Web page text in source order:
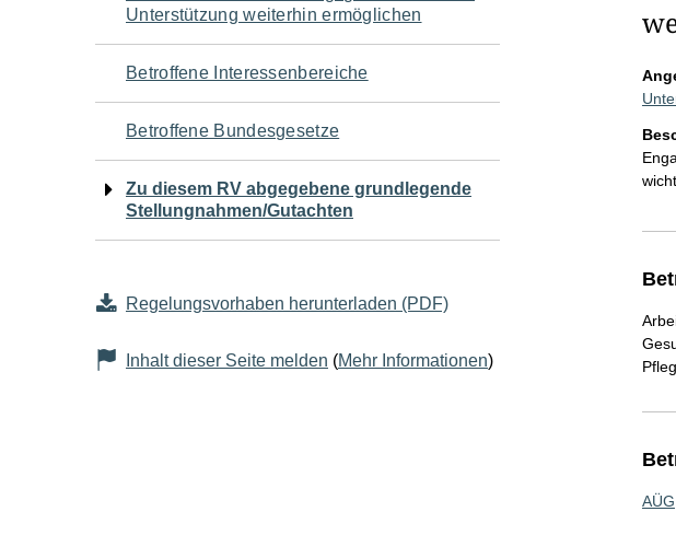
für
den
Seiteninhalt
Unterstützung weiterhin ermöglichen
Betroffene Interessenbereiche
Betroffene Bundesgesetze
Zu diesem RV abgegebene grundlegende
Stellungnahmen/Gutachten
Regelungsvorhaben herunterladen (PDF)
Inhalt dieser Seite melden (Mehr Informationen)
AÜG